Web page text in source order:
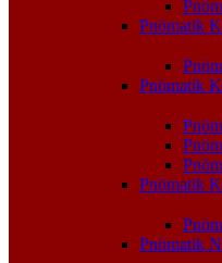
Pnömatik
Pnömatik
Pnömatik
Pnömatik